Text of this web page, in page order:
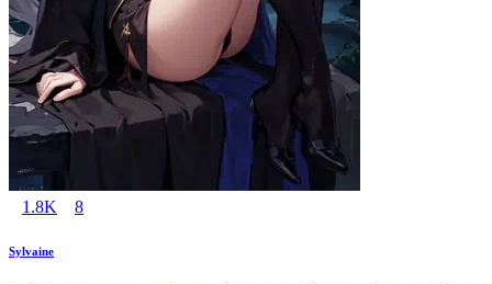
1.8K 8
Sylvaine